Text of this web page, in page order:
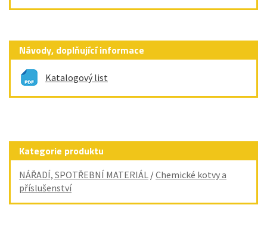
Návody, doplňující informace
Katalogový list
Kategorie produktu
NÁŘADÍ, SPOTŘEBNÍ MATERIÁL /Chemické kotvy a
příslušenství